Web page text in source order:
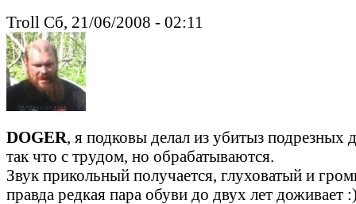
Troll Сб, 21/06/2008 - 02:11
DOGER , я подковы делал из убитыз
так что с трудом, но обрабатываются.
Звук прикольный получается, глуховатый и
правда редкая пара обуви до двух лет доживает